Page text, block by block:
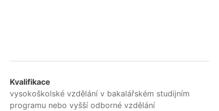
Kvalifikace
vysokoškolské vzdělání v bakalářském studijním
programu nebo vyšší odborné vzdělání